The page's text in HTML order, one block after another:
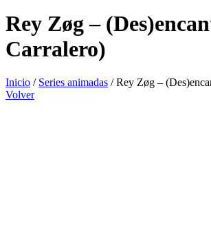
Rey Zøg –
Carralero)
Inicio / Series animadas /Rey Zøg –
Volver